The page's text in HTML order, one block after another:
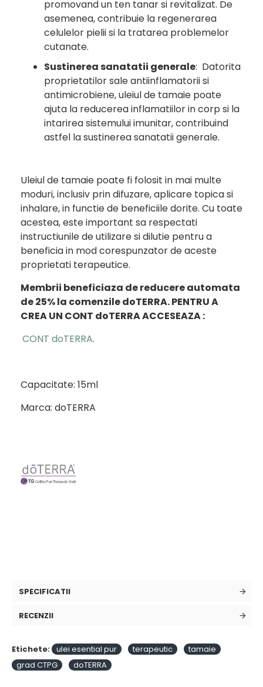
promovand un ten tanar si revitalizat. De
asemenea, contribuie la regenerarea
celulelor pielii si la tratarea problemelor
cutanate.
Sustinerea sanatatii generale: Datorita
proprietatilor sale antiinflamatorii si
antimicrobiene, uleiul de tamaie poate
ajuta la reducerea inflamatiilor in corp si la
intarirea sistemului imunitar, contribuind
astfel la sustinerea sanatatii generale.
Uleiul de tamaie poate fi folosit in mai multe
moduri, inclusiv prin difuzare, aplicare topica si
inhalare, in functie de beneficiile dorite. Cu toate
acestea, este important sa respectati
instructiunile de utilizare si dilutie pentru a
beneficia in mod corespunzator de aceste
proprietati terapeutice.
Membrii beneficiaza de reducere automata
de 25% la comenzile doTERRA.PENTRU A
CREA UN CONT doTERRA ACCESEAZA :
CONT doTERRA.
Capacitate: 15ml
Marca: doTERRA
SPECIFICATII
RECENZII
Etichete: ulei esential pur terapeutic
tamaie
grad CTPG
doTERRA